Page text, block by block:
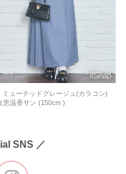
ミューテッドグレージュ(カラコン)
恵温香サン (150cm )
SNS ／